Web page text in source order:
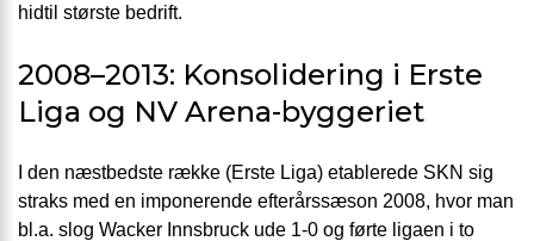
hidtil største bedrift.
2008–2013: Konsolidering i Erste
Liga og NV Arena-byggeriet
I den næstbedste række (Erste Liga) etablerede SKN sig
straks med en imponerende efterårssæson 2008, hvor man
bl.a. slog Wacker Innsbruck ude 1-0 og førte ligaen i to